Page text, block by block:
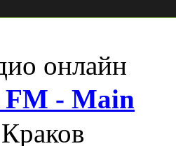
онлайн
FM - Main